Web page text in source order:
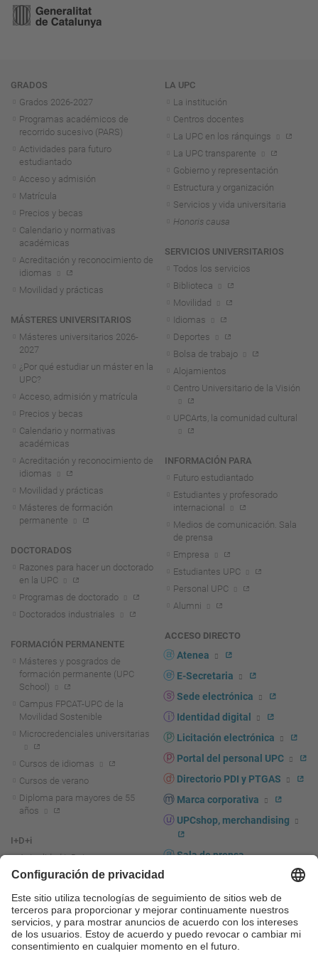
Navegación
GRADOS
Grados 2026-2027
Programas académicos de
recorrido sucesivo (PARS)
Actividades para futuro
estudiantado
Acceso y admisión
Matrícula
Precios y becas
Calendario y normativas
académicas
Acreditación y reconocimiento de
idiomas
Movilidad y prácticas
MÁSTERES UNIVERSITARIOS
Másteres universitarios 2026-
2027
¿Por qué estudiar un máster en la
UPC?
Acceso, admisión y matrícula
Precios y becas
Calendario y normativas
académicas
Acreditación y reconocimiento de
idiomas
Movilidad y prácticas
Másteres de formación
permanente
DOCTORADOS
Razones para hacer un doctorado
en la UPC
Programas de doctorado
Doctorados industriales
FORMACIÓN PERMANENTE
Másteres y posgrados de
formación permanente (UPC
School)
Campus FPCAT-UPC de la
Movilidad Sostenible
Microcredenciales universitarias
Cursos de idiomas
Cursos de verano
Diploma para mayores de 55
años
I+D+i
Actualidad I+D+I
La investigación en la UPC
Fomento y apoyo a la
investigación
La transferencia, el
emprendimiento y la innovación
en la UPC
LA UPC
La institución
Centros docentes
La UPC en los ránquings
La UPC transparente
Gobierno y representación
Estructura y organización
Servicios y vida universitaria
Honoris causa
SERVICIOS UNIVERSITARIOS
Todos los servicios
Biblioteca
Movilidad
Idiomas
Deportes
Bolsa de trabajo
Alojamientos
Centro Universitario de la Visión
UPCArts, la comunidad cultural
INFORMACIÓN PARA
Futuro estudiantado
Estudiantes y profesorado
internacional
Medios de comunicación. Sala
de prensa
Empresa
Estudiantes UPC
Personal UPC
Alumni
ACCESO DIRECTO
Atenea
E-Secretaria
Sede electrónica
Identidad digital
Licitación electrónica
Portal del personal UPC
Directorio PDI y PTGAS
Marca corporativa
UPCshop, merchandising
Sala de prensa